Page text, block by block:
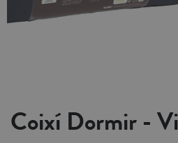
Coixí Dormir -